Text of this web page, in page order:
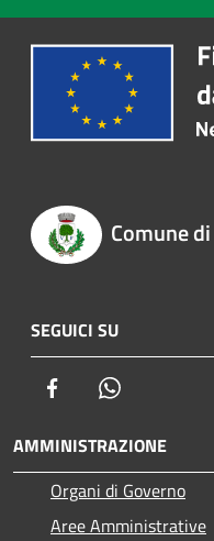
Comune
SEGUICI SU
Facebook
AMMINISTRAZIONE
Organi di Governo
Aree Amministrative